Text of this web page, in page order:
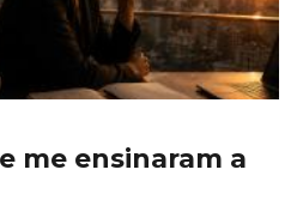
me ensinaram a